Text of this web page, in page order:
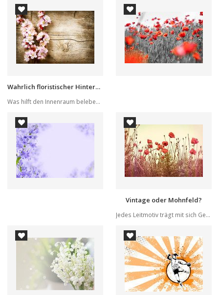
Wahrlich floristischer Hintergrund
Was hilft den Innenraum beleben und verursachen...
Vintage oder Mohnfeld?
Jedes Leitmotiv trägt mit sich Geschichte, die ...